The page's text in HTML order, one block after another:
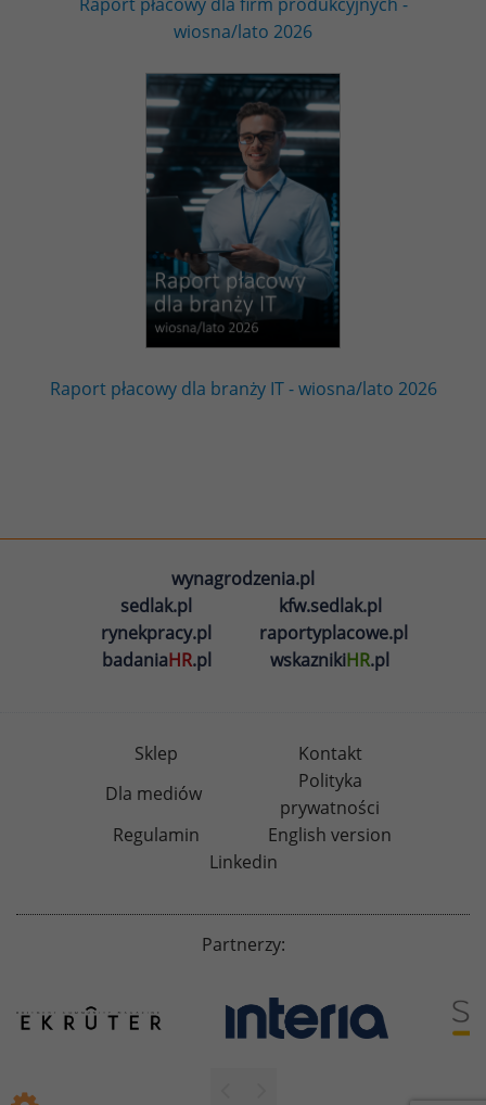
wiosna/lato 2026
Raport płacowy dla branży IT - wiosna/lato 2026
wynagrodzenia.pl
sedlak.pl
kfw.sedlak.pl
rynekpracy.pl
raportyplacowe.pl
badaniaHR.pl wskaznikiHR.pl
Sklep
Kontakt
Dla mediów
Polityka
prywatności
Regulamin
English version
Linkedin
Partnerzy: